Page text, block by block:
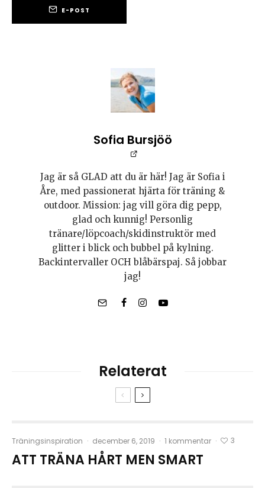
E-POST
Sofia Bursjöö
Jag är så GLAD att du är här! Jag är Sofia i
Åre, med passionerat hjärta för träning &
outdoor. Mission: jag vill göra dig pepp,
glad och kunnig! Personlig
tränare/löpcoach/skidinstruktör med
glitter i blick och bubbel på kylning.
Backintervaller OCH blåbärspaj. Så jobbar
jag!
Relaterat
Träningsinspiration · december 6, 2019 · 1 kommentar · 3
ATT TRÄNA HÅRT MEN SMART